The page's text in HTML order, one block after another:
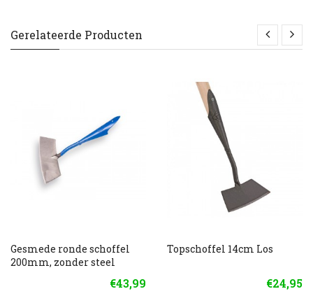
Gerelateerde Producten
Gesmede ronde schoffel
200mm, zonder steel
€43,99
Topschoffel 14cm Los
€24,95